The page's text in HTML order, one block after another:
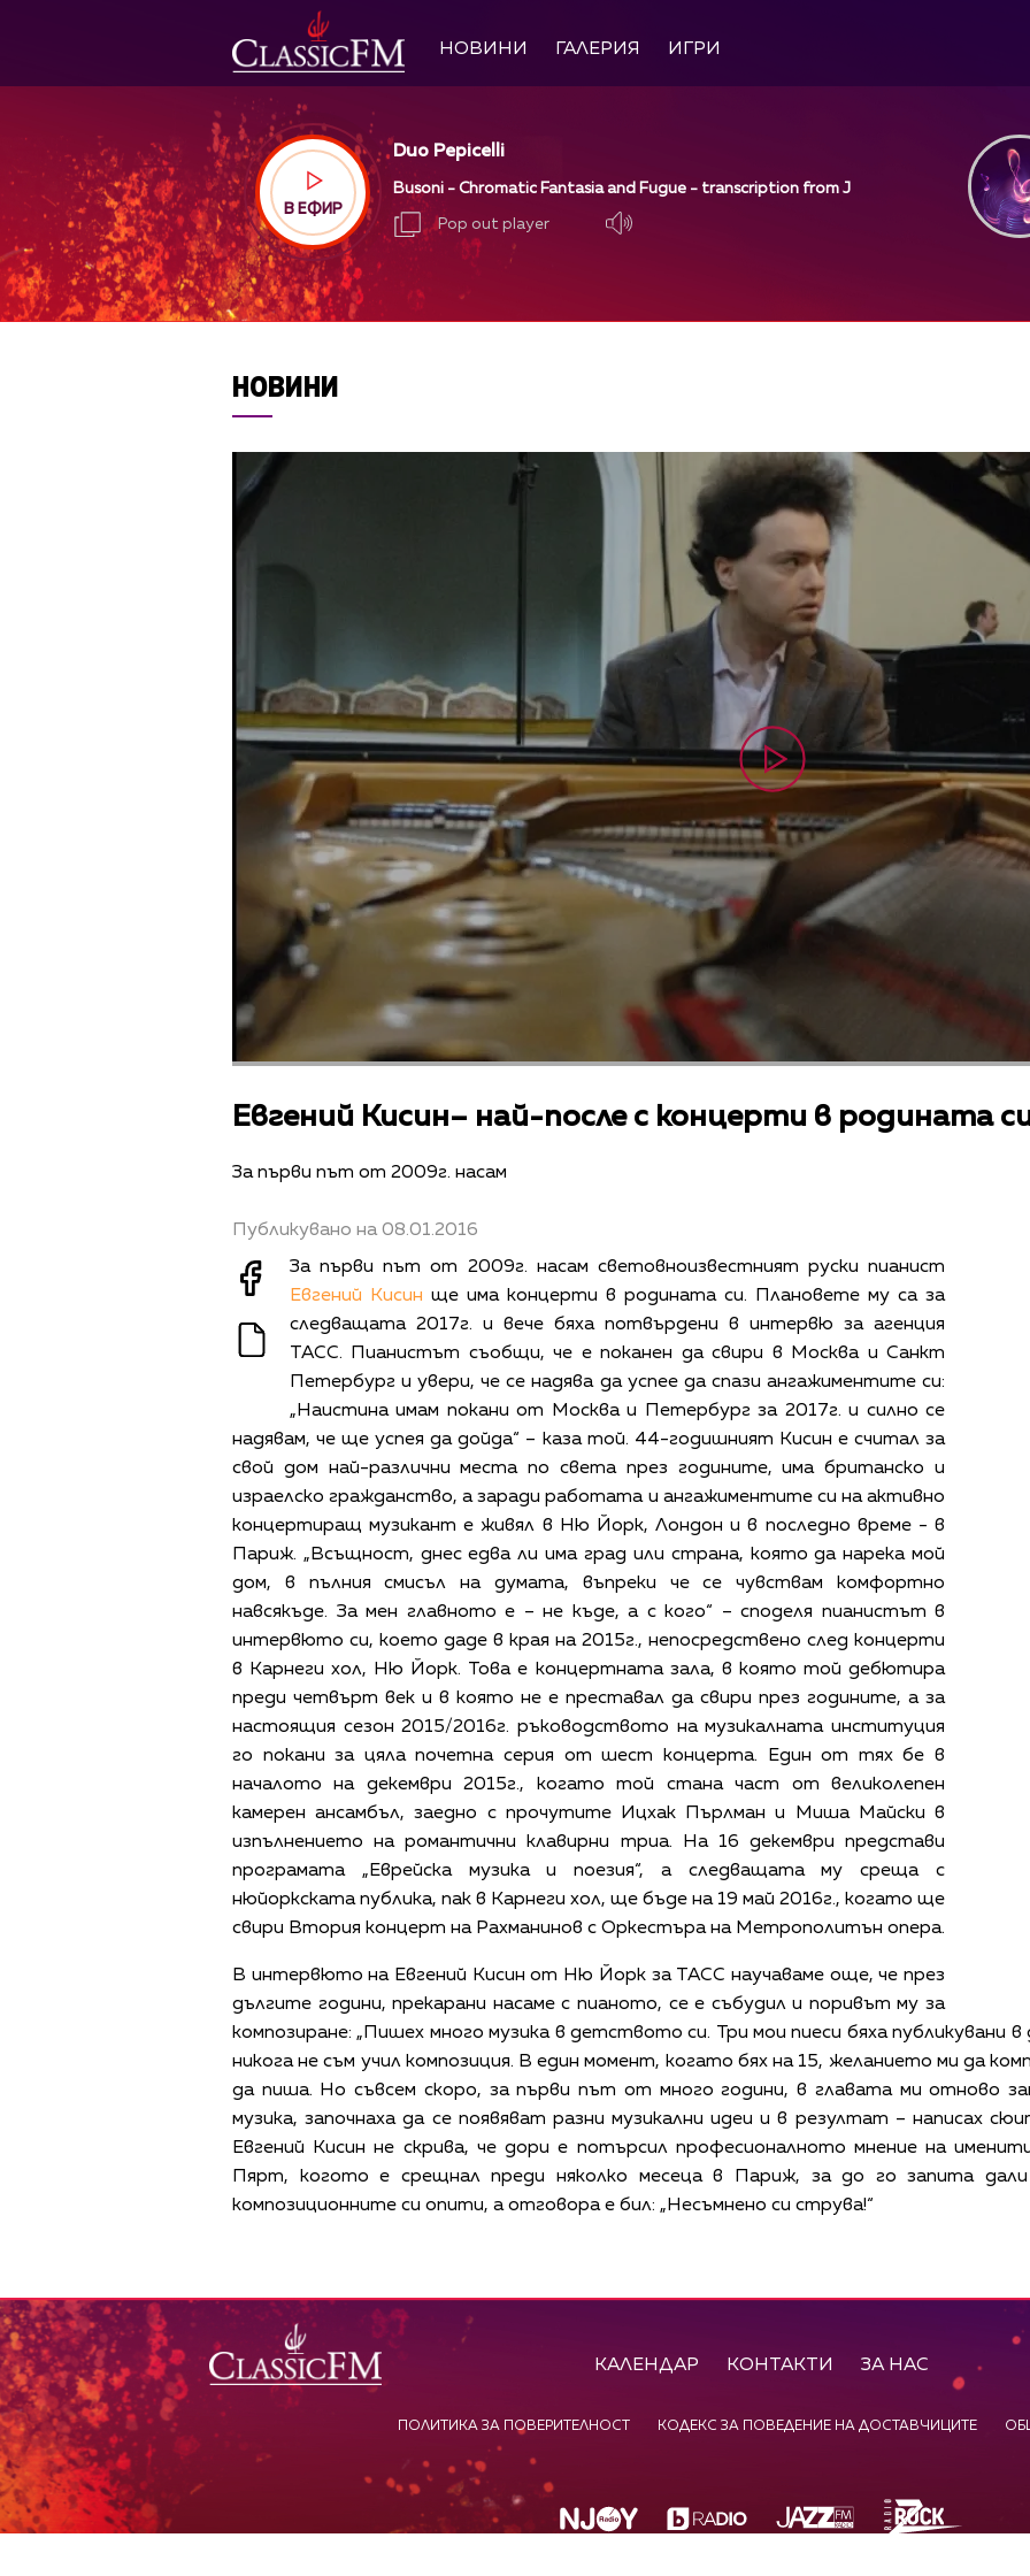
НОВИНИ ГАЛЕРИЯ ИГРИ
В ЕФИР
Duo Pepicelli
Busoni - Chromatic Fantasia and Fugue - transcription from J
Pop out player
НОВИНИ
Евгений Кисин– най-после с концерти в родината
За първи път от 2009г. насам
Публикувано на 08.01.2016
За първи път от 2009г. насам световноизвестният руски пианист
Евгений Кисин ще има концерти в родината си. Плановете му са за
следващата 2017г. и вече бяха потвърдени в интервю за агенция
ТАСС. Пианистът съобщи, че е поканен да свири в Москва и Санкт
Петербург и увери, че се надява да успее да спази ангажиментите си:
„Наистина имам покани от Москва и Петербург за 2017г. и силно се
надявам, че ще успея да дойда“ – каза той. 44-годишният Кисин е считал за
свой дом най-различни места по света през годините, има британско и
израелско гражданство, а заради работата и ангажиментите си на активно
концертиращ музикант е живял в Ню Йорк, Лондон и в последно време - в
Париж. „Всъщност, днес едва ли има град или страна, която да нарека мой
дом, в пълния смисъл на думата, въпреки че се чувствам комфортно
навсякъде. За мен главното е – не къде, а с кого“ – споделя пианистът в
интервюто си, което даде в края на 2015г., непосредствено след концерти
в Карнеги хол, Ню Йорк. Това е концертната зала, в която той дебютира
преди четвърт век и в която не е преставал да свири през годините, а за
настоящия сезон 2015/2016г. ръководството на музикалната институция
го покани за цяла почетна серия от шест концерта. Един от тях бе в
началото на декември 2015г., когато той стана част от великолепен
камерен ансамбъл, заедно с прочутите Ицхак Пърлман и Миша Майски в
изпълнението на романтични клавирни триа. На 16 декември представи
програмата „Еврейска музика и поезия“, а следващата му среща с
нюйоркската публика, пак в Карнеги хол, ще бъде на 19 май 2016г., когато ще
свири Втория концерт на Рахманинов с Оркестъра на Метрополитън опера.
В интервюто на Евгений Кисин от Ню Йорк за ТАСС научаваме още, че през
дългите години, прекарани насаме с пианото, се е събудил и поривът му за
композиране: „Пишех много музика в детството си. Три мои пиеси бяха публикувани
никога не съм учил композиция. В един момент, когато бях на 15, желанието ми да
да пиша. Но съвсем скоро, за първи път от много години, в главата ми отново
музика, започнаха да се появяват разни музикални идеи и в резултат – написах
Евгений Кисин не скрива, че дори е потърсил професионалното мнение на
Пярт, когото е срещнал преди няколко месеца в Париж, за до го запита
композиционните си опити, а отговора е бил: „Несъмнено си струва!“
КАЛЕНДАР КОНТАКТИ ЗА НАС
ПОЛИТИКА ЗА ПОВЕРИТЕЛНОСТ КОДЕКС ЗА ПОВЕДЕНИЕ НА ДОСТАВЧИЦИТЕ